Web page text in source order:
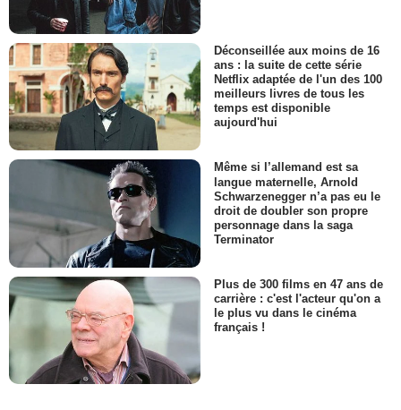
Déconseillée aux moins de 16
ans : la suite de cette série
Netflix adaptée de l'un des 100
meilleurs livres de tous les
temps est disponible
aujourd'hui
Même si l’allemand est sa
langue maternelle, Arnold
Schwarzenegger n’a pas eu le
droit de doubler son propre
personnage dans la saga
Terminator
Plus de 300 films en 47 ans de
carrière : c'est l'acteur qu'on a
le plus vu dans le cinéma
français !